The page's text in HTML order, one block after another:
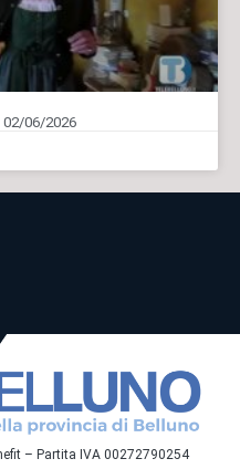
06/2026
– Partita IVA 00272790254